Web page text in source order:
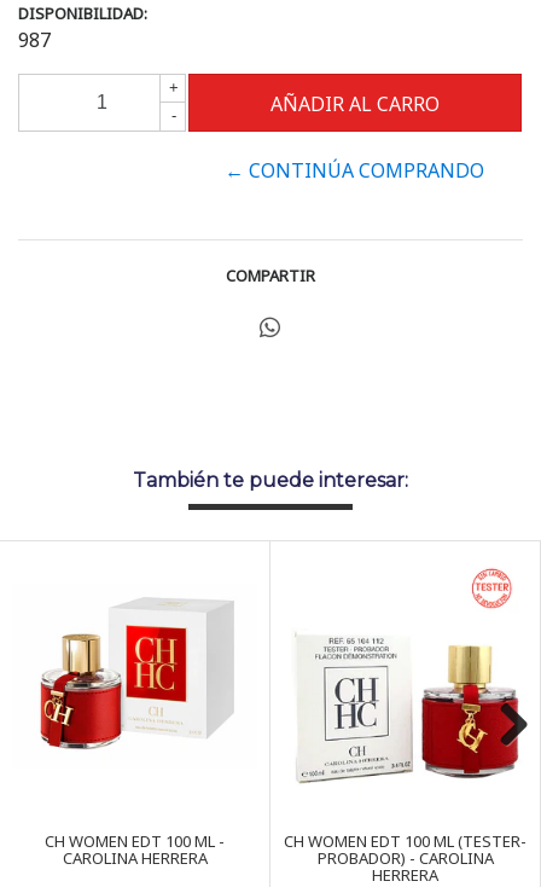
DISPONIBILIDAD:
987
+
-
← CONTINÚA COMPRANDO
COMPARTIR
También te puede interesar:
CH WOMEN EDT 100 ML -
CAROLINA HERRERA
CH WOMEN EDT 100 ML (TESTER-
PROBADOR) - CAROLINA
HERRERA
Next